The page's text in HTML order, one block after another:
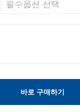
바로 구매하기